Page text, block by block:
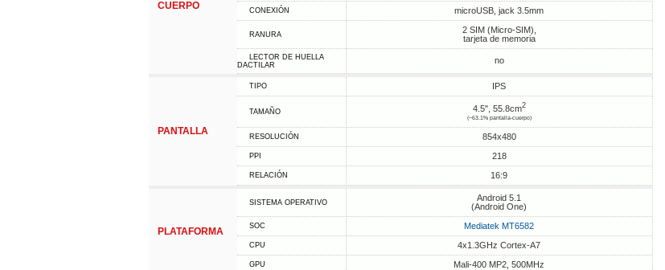
CUERPO CONEXIÓN microUSB, jack 3.5mm
RANURA
2 SIM (Micro-SIM),
tarjeta de memoria
LECTOR DE HUELLA
DACTILAR
no
PANTALLA
TIPO IPS
TAMAÑO 4.5", 55.8cm2
(~63.1% pantalla-cuerpo)
RESOLUCIÓN 854x480
PPI 218
RELACIÓN 16:9
PLATAFORMA
SISTEMA OPERATIVO
Android 5.1
(Android One)
SOC Mediatek MT6582
CPU 4x1.3GHz Cortex-A7
GPU Mali-400 MP2, 500MHz